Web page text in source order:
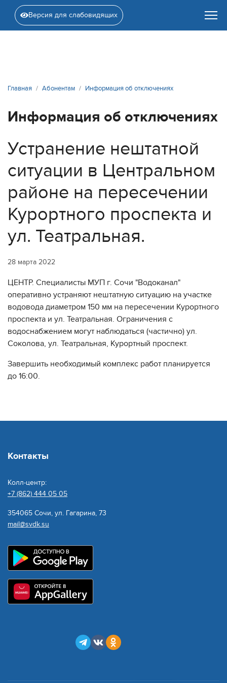
Версия для слабовидящих
Главная Абонентам Информация об отключениях
Информация об отключениях
Устранение нештатной
ситуации в Центральном
районе на пересечении
Курортного проспекта и
ул. Театральная.
28 марта 2022
ЦЕНТР. Специалисты МУП г. Сочи "Водоканал"
оперативно устраняют нештатную ситуацию на участке
водовода диаметром 150 мм на пересечении Курортного
проспекта и ул. Театральная. Ограничения с
водоснабжением могут наблюдаться (частично) ул.
Соколова, ул. Театральная, Курортный проспект.
Завершить необходимый комплекс работ планируется
до 16:00.
Контакты
Колл-центр:
+7 (862) 444 05 05
354065 Сочи, ул. Гагарина, 73
mail@svdk.su